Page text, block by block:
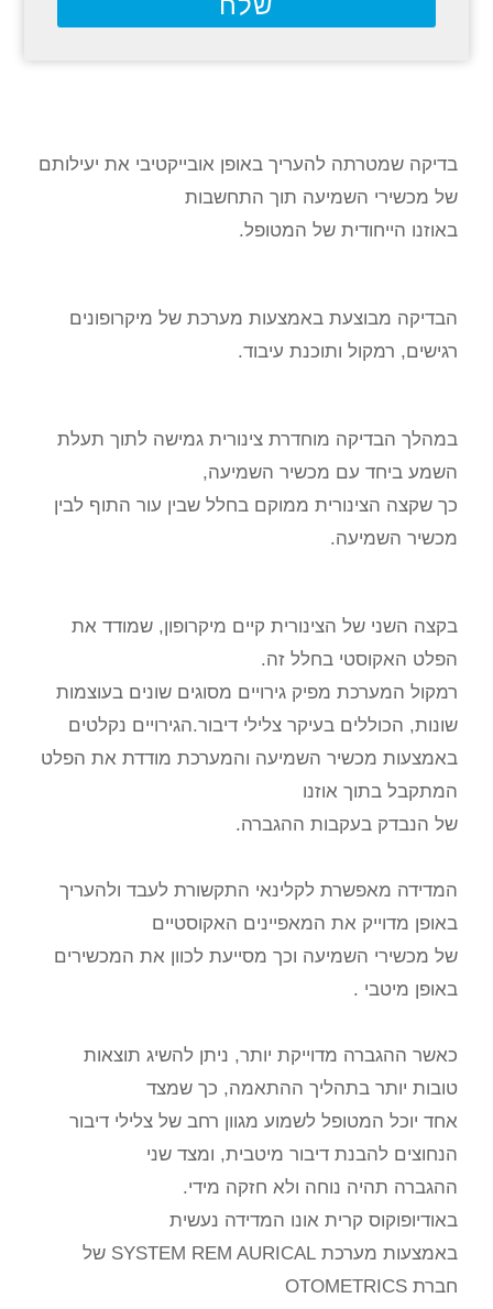
בדיקה שמטרתה להעריך באופן אובייקטיבי את יעילותם
של מכשירי השמיעה תוך התחשבות
באוזנו הייחודית של המטופל.
הבדיקה מבוצעת באמצעות מערכת של מיקרופונים
רגישים, רמקול ותוכנת עיבוד.
במהלך הבדיקה מוחדרת צינורית גמישה לתוך תעלת
השמע ביחד עם מכשיר השמיעה,
כך שקצה הצינורית ממוקם בחלל שבין עור התוף לבין
מכשיר השמיעה.
בקצה השני של הצינורית קיים מיקרופון, שמודד את
הפלט האקוסטי בחלל זה.
רמקול המערכת מפיק גירויים מסוגים שונים בעוצמות
שונות, הכוללים בעיקר צלילי דיבור.הגירויים נקלטים
באמצעות מכשיר השמיעה והמערכת מודדת את הפלט
המתקבל בתוך אוזנו
של הנבדק בעקבות ההגברה.
המדידה מאפשרת לקלינאי התקשורת לעבד ולהעריך
באופן מדוייק את המאפיינים האקוסטיים
של מכשירי השמיעה וכך מסייעת לכוון את המכשירים
באופן מיטבי .
כאשר ההגברה מדוייקת יותר, ניתן להשיג תוצאות
טובות יותר בתהליך ההתאמה, כך שמצד
אחד יוכל המטופל לשמוע מגוון רחב של צלילי דיבור
הנחוצים להבנת דיבור מיטבית, ומצד שני
ההגברה תהיה נוחה ולא חזקה מידי.
באודיופוקוס קרית אונו המדידה נעשית
באמצעות מערכת SYSTEM REM AURICAL של
חברת OTOMETRICS